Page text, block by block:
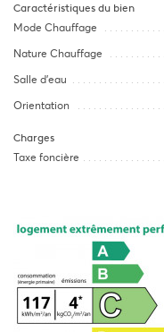
Caractéristiques du bien
Mode Chauffage
Nature Chauffage
Salle d’eau
Orientation
Charges
Taxe foncière